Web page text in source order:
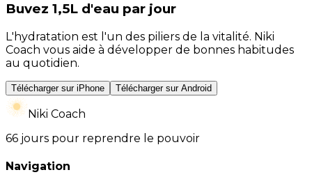
Buvez 1,5L d'eau par jour
L'hydratation est l'un des piliers de la vitalité. Niki
Coach vous aide à développer de bonnes habitudes
au quotidien.
Télécharger sur iPhone Télécharger sur Android
Niki Coach
66 jours pour reprendre le pouvoir
Navigation